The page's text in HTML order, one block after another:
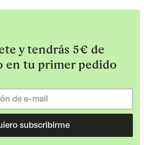
y tendrás 5€ de
en tu primer pedido
subscribirme